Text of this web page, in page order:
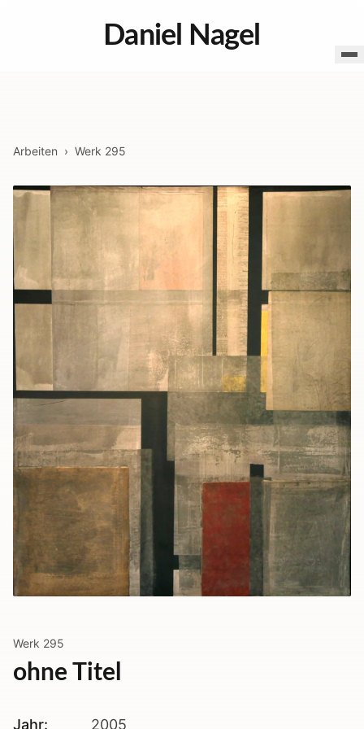
Daniel Nagel
Arbeiten › Werk 295
Werk 295
ohne Titel
Jahr: 2005